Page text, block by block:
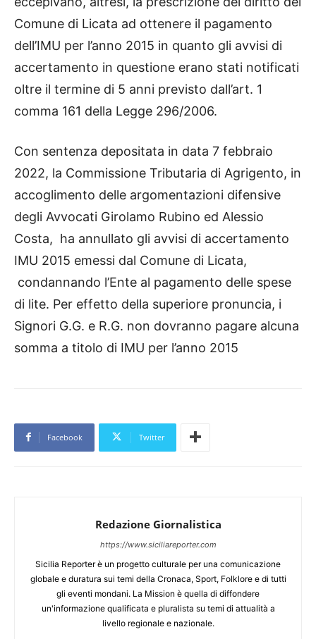
Comune di Licata ad ottenere il pagamento
dell’IMU per l’anno 2015 in quanto gli avvisi di
accertamento in questione erano stati notificati
oltre il termine di 5 anni previsto dall’art. 1
comma 161 della Legge 296/2006.
Con sentenza depositata in data 7 febbraio
2022, la Commissione Tributaria di Agrigento, in
accoglimento delle argomentazioni difensive
degli Avvocati Girolamo Rubino ed Alessio
Costa, ha annullato gli avvisi di accertamento
IMU 2015 emessi dal Comune di Licata,
condannando l’Ente al pagamento delle spese
di lite. Per effetto della superiore pronuncia, i
Signori G.G. e R.G. non dovranno pagare alcuna
somma a titolo di IMU per l’anno 2015
Facebook Twitter
Redazione Giornalistica
https://www.siciliareporter.com
Sicilia Reporter è un progetto culturale per una comunicazione
globale e duratura sui temi della Cronaca, Sport, Folklore e di tutti
gli eventi mondani. La Mission è quella di diffondere
un'informazione qualificata e pluralista su temi di attualità a
livello regionale e nazionale.